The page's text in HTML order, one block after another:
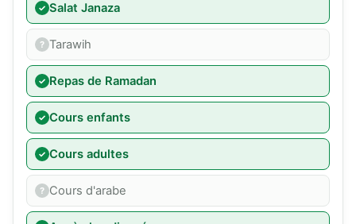
Salat Janaza
Tarawih
Repas de Ramadan
Cours enfants
Cours adultes
Cours d'arabe